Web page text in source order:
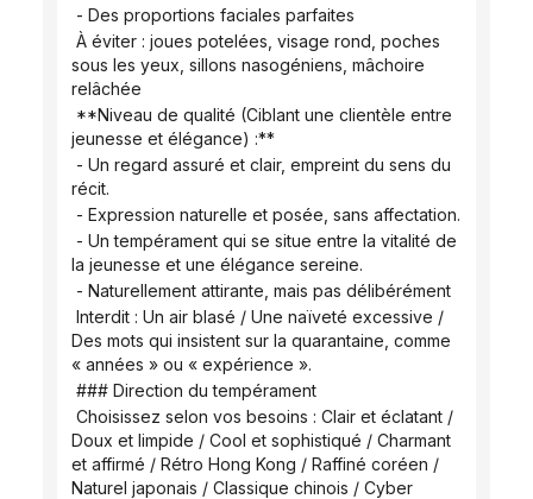
- Des proportions faciales parfaites
sous les yeux, sillons nasogéniens, mâchoire
relâchée
jeunesse et élégance) :**
récit.
- Expression naturelle et posée, sans affectation.
la jeunesse et une élégance sereine.
- Naturellement attirante, mais pas délibérément
Des mots qui insistent sur la quarantaine, comme
« années » ou « expérience ».
### Direction du tempérament
Doux et limpide / Cool et sophistiqué / Charmant
et affirmé / Rétro Hong Kong / Raffiné coréen /
Naturel japonais / Classique chinois / Cyber ​​